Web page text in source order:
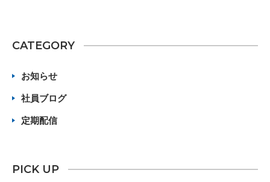
CATEGORY
お知らせ
社員ブログ
定期配信
PICK UP